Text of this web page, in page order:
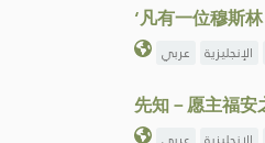
‘凡有一位穆斯
عربي الإنجليزية
先知－愿主福安